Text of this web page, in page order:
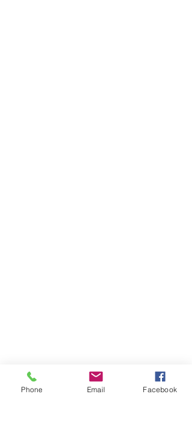
Phone Email Facebook